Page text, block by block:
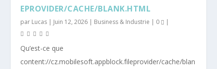
EPROVIDER/CACHE/BLANK.HTML​
par Lucas | Juin 12, 2026 | Business & Industrie | 0 |
Qu’est-ce que
content://cz.mobilesoft.appblock.fileprovider/cache/blan